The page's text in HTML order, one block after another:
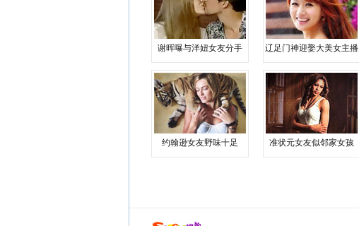
谢晖曝与洋妞女友分手 辽足门神迎娶大美女主播
约翰逊女友野味十足 准状元女友似邻家女孩